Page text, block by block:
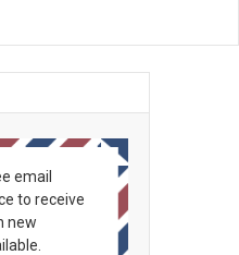
email
to receive
new